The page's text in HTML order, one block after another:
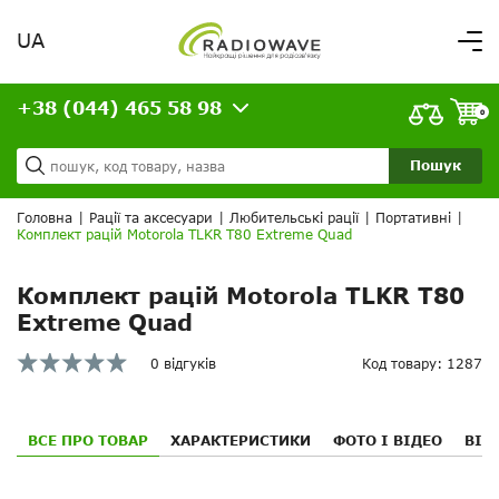
Вітаємо,
увійдіть в особистий кабінет
Доставка та оплата
Кредит
Статті
ВАШЕ ЗАМОВЛЕННЯ
UA
Пошук
+38 (044) 465 58 98 0
Головна Рації та аксесуари Любительські рації Портативні
Комплект рацій Motorola TLKR T80 Extreme Quad
Комплект рацій Motorola TLKR T80
Extreme Quad
0 відгуків Код товару: 1287
ВСЕ ПРО ТОВАР ХАРАКТЕРИСТИКИ ФОТО І ВІДЕО